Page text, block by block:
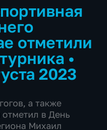
отметили
•
2023
а также
в День
Михаил